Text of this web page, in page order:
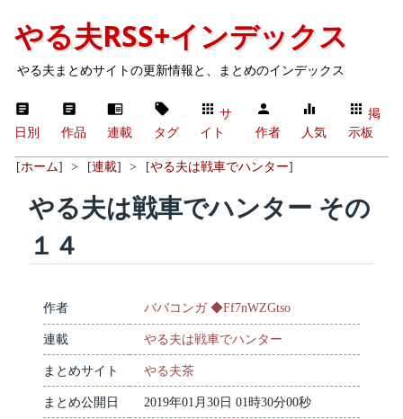
やる夫RSS+インデックス
やる夫まとめサイトの更新情報と、まとめのインデックス
日別 作品 連載 タグ
サ
イト
作者 人気
掲
示板
[ホーム] > [連載] > [やる夫は戦車でハンター]
やる夫は戦車でハンター その
１４
作者 ババコンガ ◆Ff7nWZGtso
連載 やる夫は戦車でハンター
まとめサイト やる夫茶
まとめ公開日 2019年01月30日 01時30分00秒